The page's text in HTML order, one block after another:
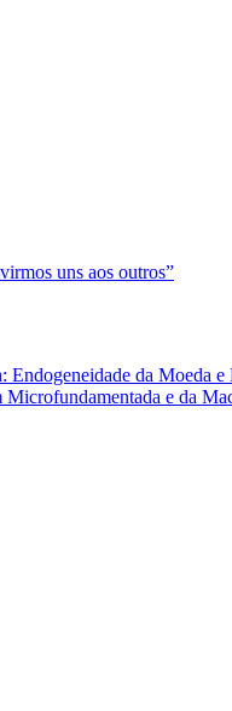
uns aos outros”
da Moeda
e da